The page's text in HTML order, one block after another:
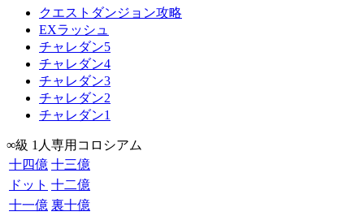
クエストダンジョン攻略
EXラッシュ
チャレダン5
チャレダン4
チャレダン3
チャレダン2
チャレダン1
∞級 1人専用コロシアム
十四億 十三億
ドット 十二億
十一億 裏十億